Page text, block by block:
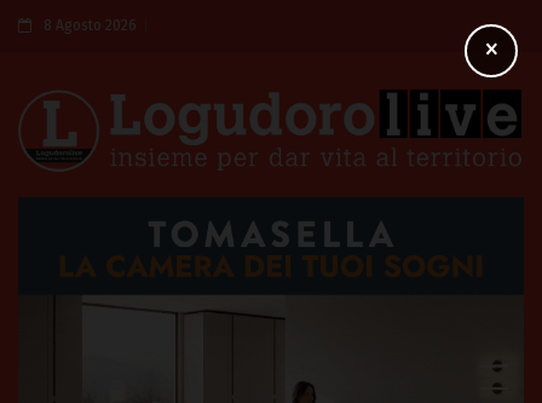
8 Agosto 2026
×